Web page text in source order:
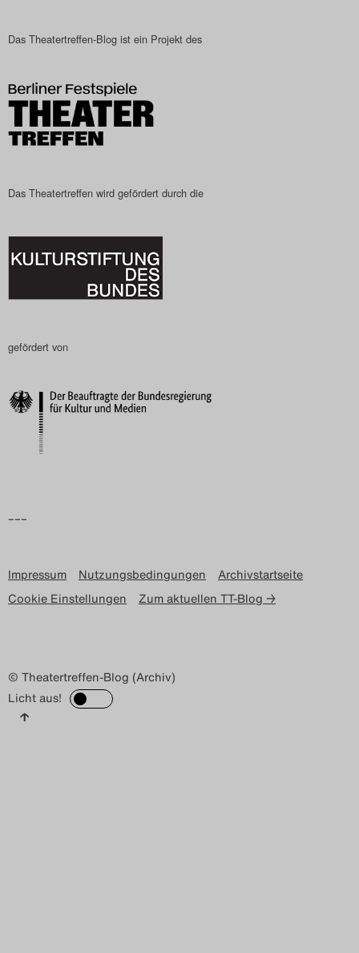
Das Theatertreffen-Blog ist ein Projekt des
Das Theatertreffen wird gefördert durch die
gefördert von
–––
Impressum Nutzungsbedingungen
Archivstartseite
Cookie Einstellungen
Zum aktuellen TT-Blog →
© Theatertreffen-Blog (Archiv)
Licht aus!
↑